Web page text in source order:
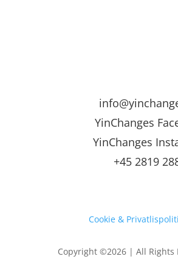
YinChanges
YinChanges
+45 2819
Cookie &
Copyright ©2026 | All Rights